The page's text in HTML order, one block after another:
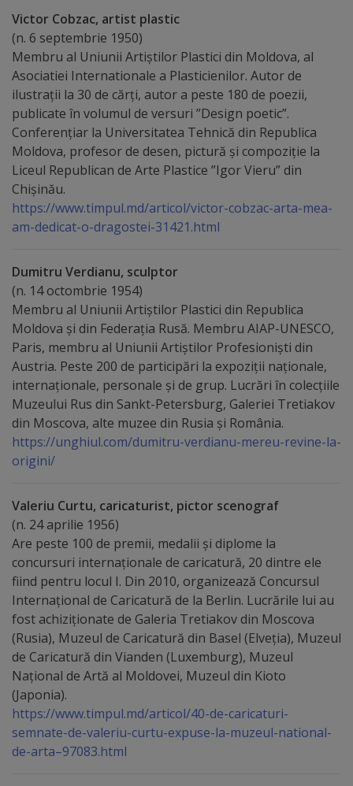
imagini
Galerie
video
Galerii
foto
Administrație
Primărie
Primar
Viceprimari
Organigrama
Aparatul
primăriei
Regulamentul
de
funcționare
Integritate
și
calitate
Consiliul
Municipal
Secretar
Victor Cobzac, artist plastic
(n. 6 septembrie 1950)
Membru al Uniunii Artiștilor Plastici din Moldova, al
Asociatiei Internationale a Plasticienilor. Autor de
ilustraţii la 30 de cărţi, autor a peste 180 de poezii,
publicate în volumul de versuri ”Design poetic”.
Conferenţiar la Universitatea Tehnică din Republica
Moldova, profesor de desen, pictură şi compoziţie la
Liceul Republican de Arte Plastice ”Igor Vieru” din
Chişinău.
https://www.timpul.md/articol/victor-cobzac-arta-mea-
am-dedicat-o-dragostei-31421.html
Dumitru Verdianu, sculptor
(n. 14 octombrie 1954)
Membru al Uniunii Artiștilor Plastici din Republica
Moldova și din Federația Rusă. Membru AIAP-UNESCO,
Paris, membru al Uniunii Artiștilor Profesioniști din
Austria. Peste 200 de participări la expoziții naționale,
internaționale, personale și de grup. Lucrări în colecțiile
Muzeului Rus din Sankt-Petersburg, Galeriei Tretiakov
din Moscova, alte muzee din Rusia și România.
https://unghiul.com/dumitru-verdianu-mereu-revine-la-
origini/
Valeriu Curtu, caricaturist, pictor scenograf
(n. 24 aprilie 1956)
Are peste 100 de premii, medalii şi diplome la
concursuri internaționale de caricatură, 20 dintre ele
fiind pentru locul I. Din 2010, organizează Concursul
Internaţional de Caricatură de la Berlin. Lucrările lui au
fost achiziţionate de Galeria Tretiakov din Moscova
(Rusia), Muzeul de Caricatură din Basel (Elveţia), Muzeul
de Caricatură din Vianden (Luxemburg), Muzeul
Naţional de Artă al Moldovei, Muzeul din Kioto
(Japonia).
https://www.timpul.md/articol/40-de-caricaturi-
semnate-de-valeriu-curtu-expuse-la-muzeul-national-
de-arta–97083.html